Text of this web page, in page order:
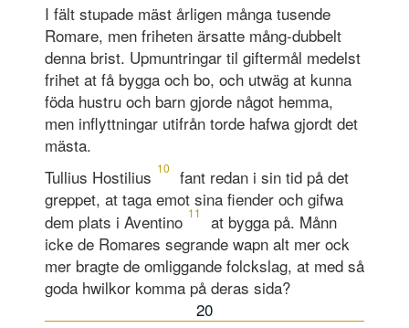
I fält stupade mäst årligen många tusende
Romare, men friheten ärsatte mång-dubbelt
denna brist. Upmuntringar til giftermål medelst
frihet at få bygga och bo, och utwäg at kunna
föda hustru och barn gjorde något hemma,
men inflyttningar utifrån torde hafwa gjordt det
mästa.
Tullius Hostilius 10
fant redan i sin tid på det
greppet, at taga emot sina fiender och gifwa
dem plats i Aventino 11
at bygga på. Månn
icke de Romares segrande wapn alt mer ock
mer bragte de omliggande folckslag, at med så
goda hwilkor komma på deras sida?
20